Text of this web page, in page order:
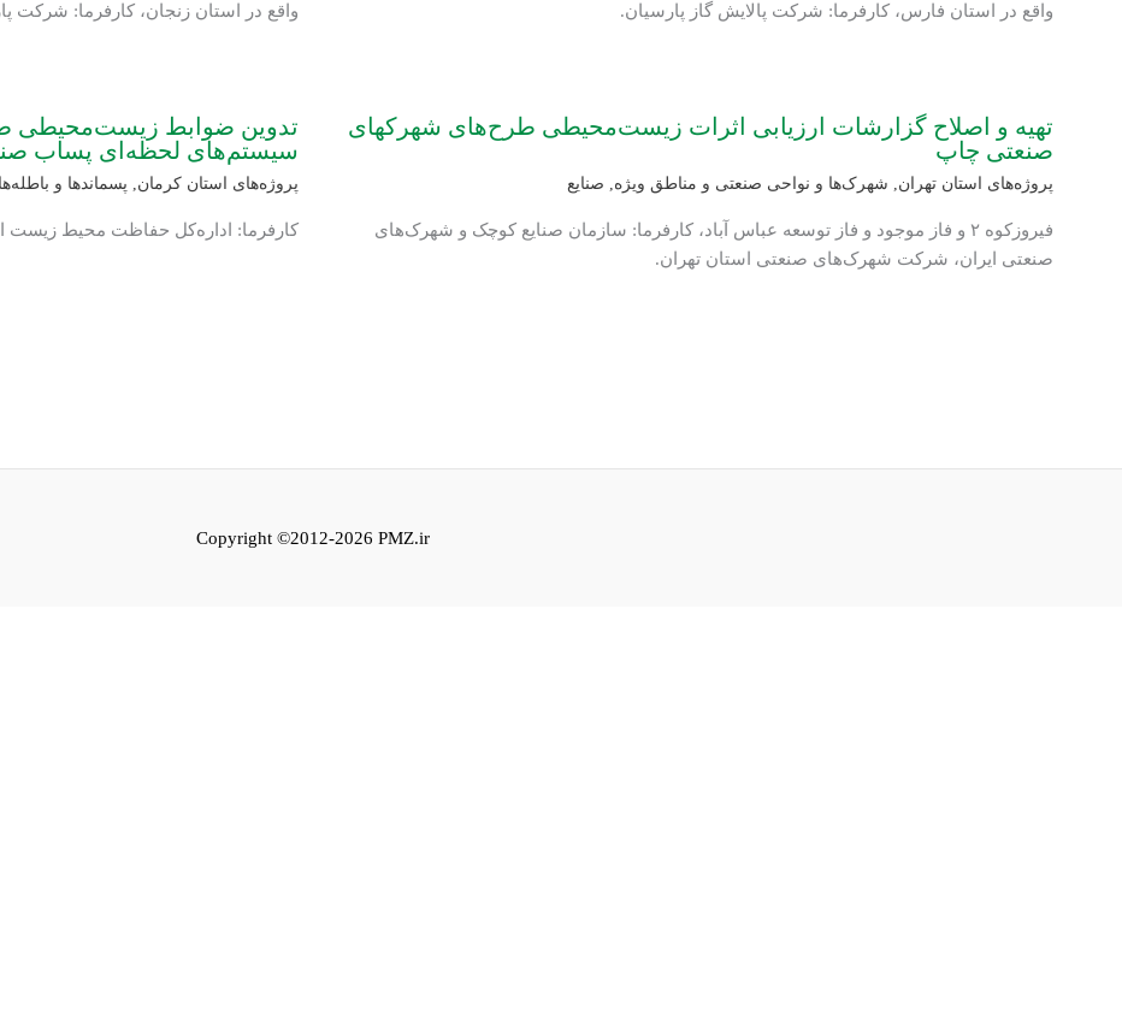
واقع در استان فارس، کارفرما: شرکت پالایش گاز پارسیان. واقع در استان زنجان، کارفرما:
تهیه و اصلاح گزارشات ارزیابی اثرات زیست‌محیطی طرح‌‏های شهرکهای
صنعتی چاپ
پروژه‌های استان تهران, شهرک‌ها و نواحی صنعتی و مناطق ویژه, صنایع
فیروزکوه ۲ و فاز موجود و فاز توسعه عباس آباد، کارفرما: سازمان صنایع کوچک و شهرک‌های
صنعتی ایران، شرکت شهرک‌های صنعتی استان تهران.
تدوین ضوابط زیست‌محیطی
سیستم‌های لحظه‌ای پساب
پروژه‌های استان کرمان, پسماندها و باطله‌ها
کارفرما: اداره‌کل حفاظت محیط زیست
Copyright ©2012-2026 PMZ.ir